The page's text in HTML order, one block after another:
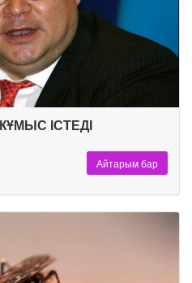
ІСТЕДІ
Айтарым бар